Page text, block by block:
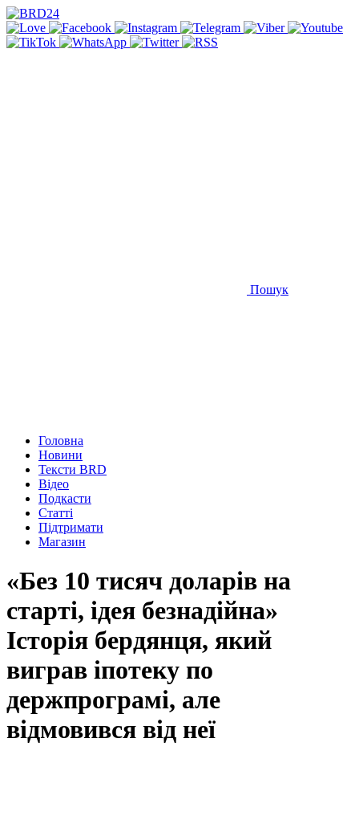
Пошук
Головна
Новини
Тексти BRD
Відео
Подкасти
Статті
Підтримати
Магазин
«Без 10 тисяч доларів на
старті, ідея безнадійна»
Історія бердянця, який
виграв іпотеку по
держпрограмі, але
відмовився від неї